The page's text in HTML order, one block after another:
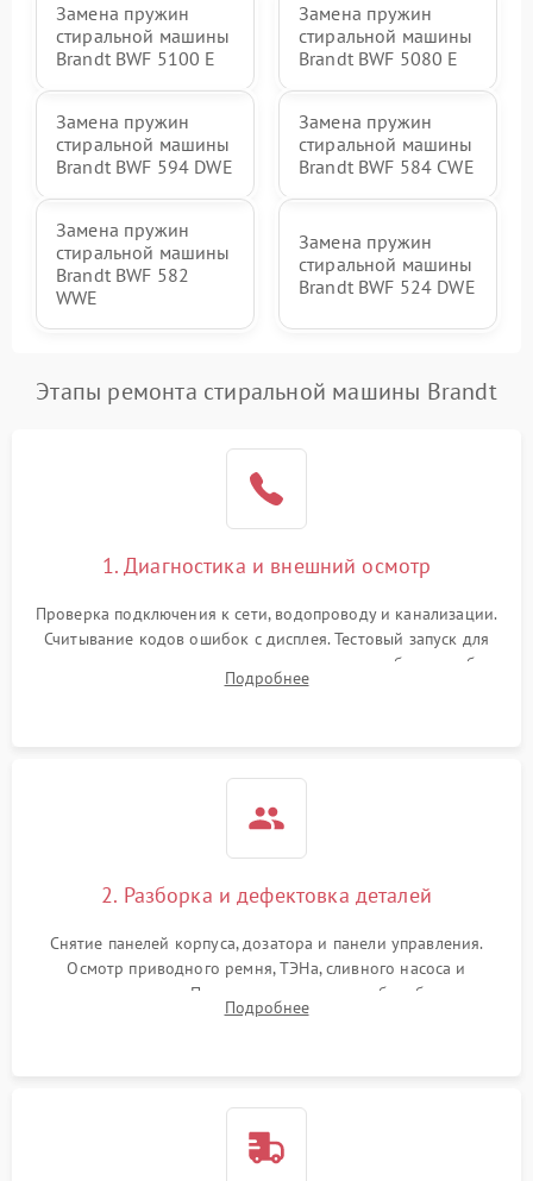
Замена пружин
стиральной машины
Brandt BWF 5100 E
Замена пружин
стиральной машины
Brandt BWF 5080 E
Замена пружин
стиральной машины
Brandt BWF 594 DWE
Замена пружин
стиральной машины
Brandt BWF 584 CWE
Замена пружин
стиральной машины
Brandt BWF 582
WWE
Замена пружин
стиральной машины
Brandt BWF 524 DWE
Этапы ремонта стиральной машины Brandt
1. Диагностика и внешний осмотр
Проверка подключения к сети, водопроводу и канализации.
Считывание кодов ошибок с дисплея. Тестовый запуск для
выявления посторонних шумов, протечек или сбоев в работе
электронного модуля управления.
Подробнее
2. Разборка и дефектовка деталей
Снятие панелей корпуса, дозатора и панели управления.
Осмотр приводного ремня, ТЭНа, сливного насоса и
амортизаторов. Проверка подшипников барабана и
крестовины на износ, а манжеты люка на разрывы.
Подробнее